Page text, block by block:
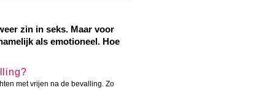
zin in seks. Maar voor
als emotioneel. Hoe
met vrijen na de bevalling. Zo